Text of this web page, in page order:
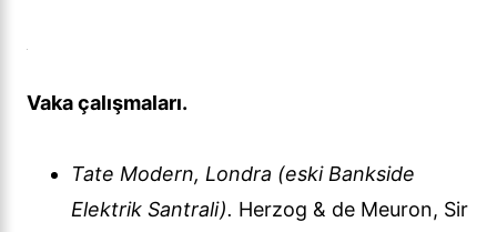
Vaka çalışmaları.
Tate Modern, Londra (eski Bankside
Elektrik Santrali). Herzog & de Meuron, Sir